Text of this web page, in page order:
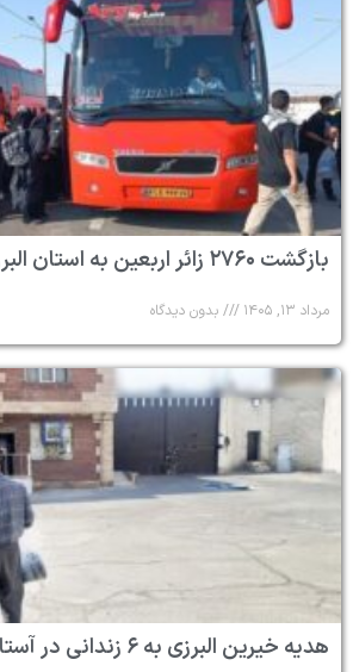
بازگشت ۲۷۶۰ زائر اربعین به استان البرز
مرداد ۱۳, ۱۴۰۵ بدون دیدگاه
هدیه خیرین البرزی به ۶ زندانی در آستانه اربعین